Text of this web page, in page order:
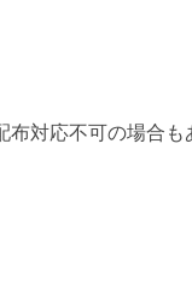
対応不可の場合も